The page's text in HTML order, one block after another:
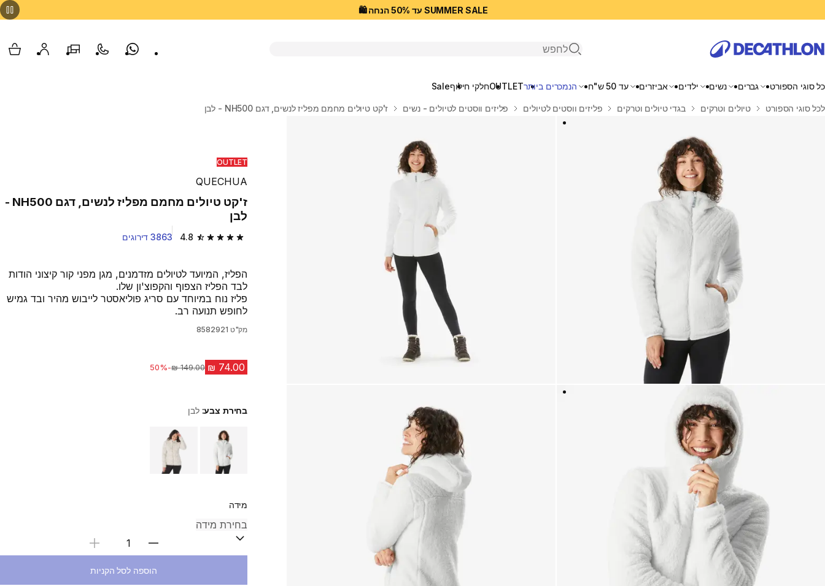
SUMMER SALE עד 50% הנחה 🛍️
פתיחת חיפוש
Whatsappצור קשרהסניפים שלנוהחשבון שלי
כל סוגי הספורט גברים נשים ילדים אביזרים עד 50 ש"ח הנמכרים ביותרOUTLETחלקי חילוףSale
בית
לכל סוגי הספורט טיולים וטרקים בגדי טיולים וטרקים פליזים ווסטים לטיולים פליזים ווסטים לטיולים - נשים ז'קט טיולים מחמם מפליז לנשים, דגם NH500 - לבן
OUTLET
QUECHUA
ז'קט טיולים מחמם מפליז לנשים, דגם NH500 -
לבן
4.8 4.8 out of 5 stars from 3863 reviews 3863 דירוגים
הפליז, המיועד לטיולים מזדמנים, מגן מפני קור קיצוני הודות
לבד הפליז הצפוף והקפוצ'ון שלו.
פליז נוח במיוחד עם סריג פוליאסטר לייבוש מהיר ובד גמיש
לחופש תנועה רב.
מק"ט 8582921
מחיר לפני הנחה‏149.00 ₪
-50%
בחירת צבע:לבן
Choose a variant
מידה
בחירת כמות
הוספה לסל הקניות